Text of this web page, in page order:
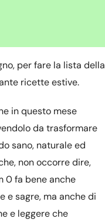
per fare la lista della
ricette estive.
in questo mese
da trasformare
sano, naturale ed
non occorre dire,
0 fa bene anche
e sagre, ma anche di
e leggere che